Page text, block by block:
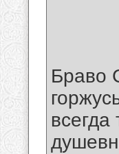
Браво
всегда